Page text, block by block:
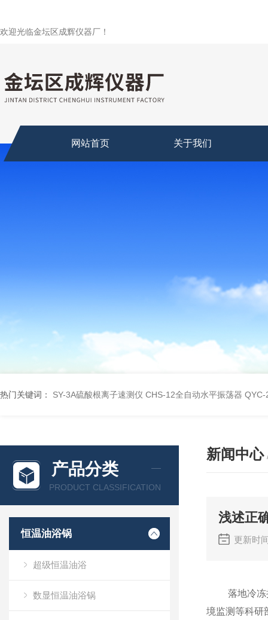
欢迎光临金坛区成辉仪器厂！
网站首页 关于我们
热门关键词： SY-3A硫酸根离子速测仪 CHS-12全自动水平振荡器 QYC-
产品分类
PRODUCT CLASSIFICATION
恒温油浴锅
超级恒温油浴
数显恒温油浴锅
新闻中心
浅述正
更新时
落地冷
境监测等科研